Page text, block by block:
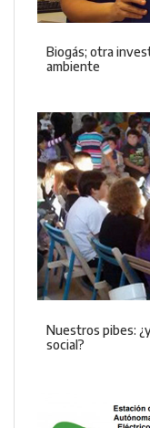
Biogás; otra
ambiente
Nuestros pibes:
social?